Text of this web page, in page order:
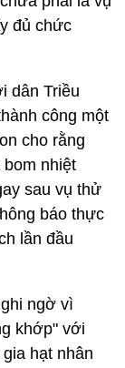
đủ chức
dân Triều
công một
cho rằng
nhiệt
sau vụ thử
báo thực
lần đầu
ngờ vì
khớp" với
hạt nhân